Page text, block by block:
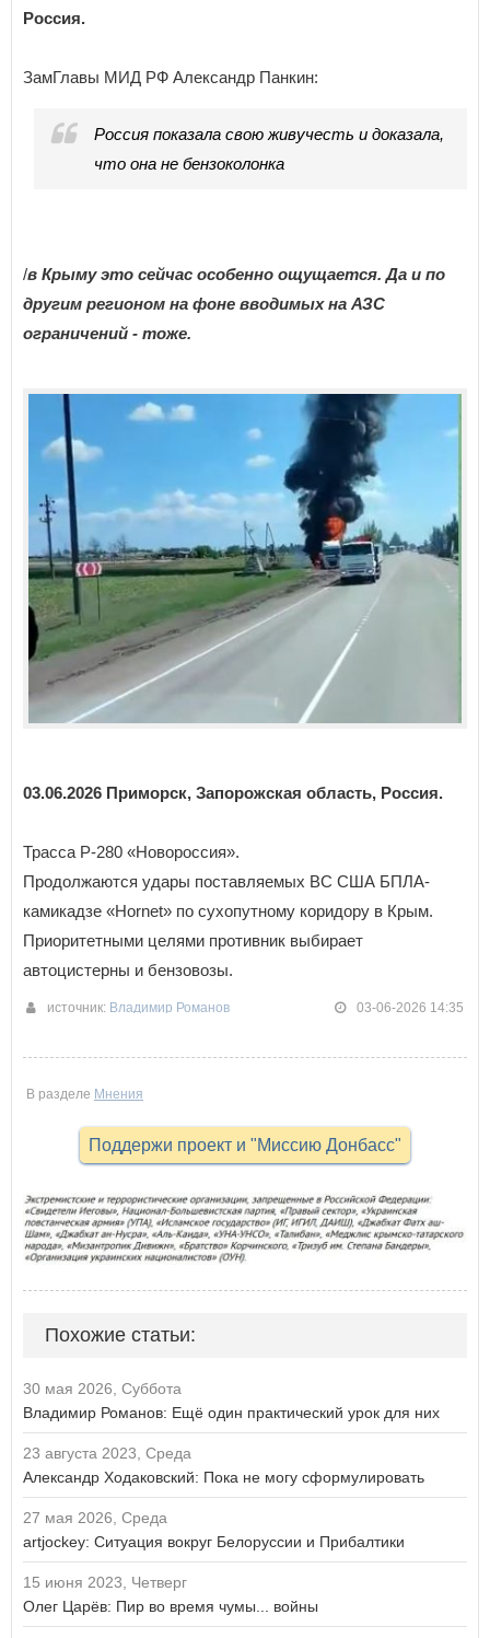
Россия.
ЗамГлавы МИД РФ Александр Панкин:
Россия показала свою живучесть и доказала,
что она не бензоколонка
/в Крыму это сейчас особенно ощущается. Да и по
другим регионом на фоне вводимых на АЗС
ограничений - тоже.
03.06.2026 Приморск, Запорожская область, Россия.
Трасса Р-280 «Новороссия».
Продолжаются удары поставляемых ВС США БПЛА-
камикадзе «Hornet» по сухопутному коридору в Крым.
Приоритетными целями противник выбирает
автоцистерны и бензовозы.
источник: Владимир Романов 03-06-2026 14:35
В разделе Мнения
Поддержи проект и "Миссию Донбасс"
Похожие статьи:
30 мая 2026, Суббота
Владимир Романов: Ещё один практический урок для них
23 августа 2023, Среда
Александр Ходаковский: Пока не могу сформулировать
27 мая 2026, Среда
artjockey: Ситуация вокруг Белоруссии и Прибалтики
15 июня 2023, Четверг
Олег Царёв: Пир во время чумы... войны